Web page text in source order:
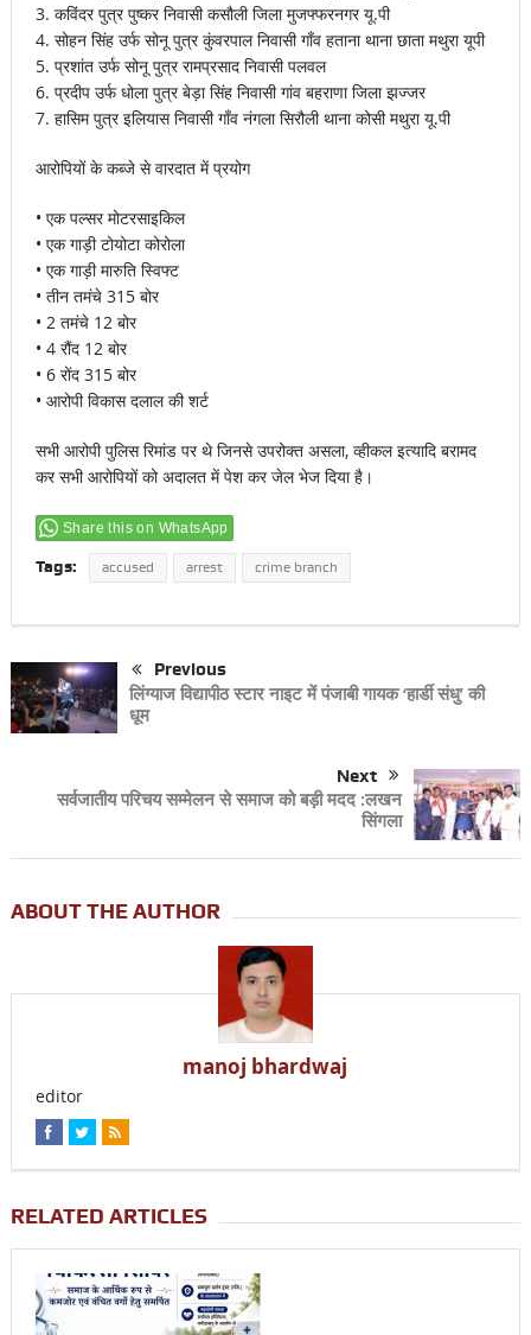
3. कविंदर पुत्र पुष्कर निवासी कसौली जिला मुजफ्फरनगर यू.पी
4. सोहन सिंह उर्फ सोनू पुत्र कुंवरपाल निवासी गाँव हताना थाना छाता मथुरा यूपी
5. प्रशांत उर्फ सोनू पुत्र रामप्रसाद निवासी पलवल
6. प्रदीप उर्फ धोला पुत्र बेड़ा सिंह निवासी गांव बहराणा जिला झज्जर
7. हासिम पुत्र इलियास निवासी गाँव नंगला सिरौली थाना कोसी मथुरा यू.पी
आरोपियों के कब्जे से वारदात में प्रयोग
• एक पल्सर मोटरसाइकिल
• एक गाड़ी टोयोटा कोरोला
• एक गाड़ी मारुति स्विफ्ट
• तीन तमंचे 315 बोर
• 2 तमंचे 12 बोर
• 4 रौंद 12 बोर
• 6 रोंद 315 बोर
• आरोपी विकास दलाल की शर्ट
सभी आरोपी पुलिस रिमांड पर थे जिनसे उपरोक्त असला, व्हीकल इत्यादि बरामद
कर सभी आरोपियों को अदालत में पेश कर जेल भेज दिया है।
Share this on WhatsApp
Tags: accused arrest crime branch
Previous
लिंग्याज विद्यापीठ स्टार नाइट में पंजाबी गायक ‘हार्डी संधु’ की
धूम
Next
सर्वजातीय परिचय सम्मेलन से समाज को बड़ी मदद :लखन
सिंगला
ABOUT THE AUTHOR
manoj bhardwaj
editor
RELATED ARTICLES